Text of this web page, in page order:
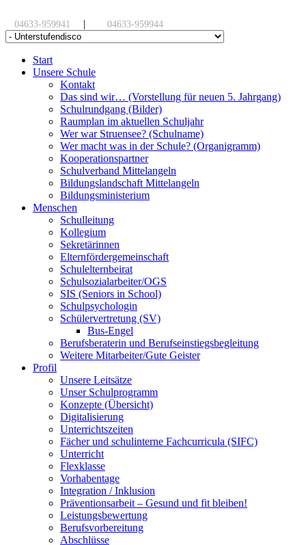
04633-959941 | 04633-959944
Start
Unsere Schule
Kontakt
Das sind wir… (Vorstellung für neuen 5. Jahrgang)
Schulrundgang (Bilder)
Raumplan im aktuellen Schuljahr
Wer war Struensee? (Schulname)
Wer macht was in der Schule? (Organigramm)
Kooperationspartner
Schulverband Mittelangeln
Bildungslandschaft Mittelangeln
Bildungsministerium
Menschen
Schulleitung
Kollegium
Sekretärinnen
Elternfördergemeinschaft
Schulelternbeirat
Schulsozialarbeiter/OGS
SIS (Seniors in School)
Schulpsychologin
Schülervertretung (SV)
Bus-Engel
Berufsberaterin und Berufseinstiegsbegleitung
Weitere Mitarbeiter/Gute Geister
Profil
Unsere Leitsätze
Unser Schulprogramm
Konzepte (Übersicht)
Digitalisierung
Unterrichtszeiten
Fächer und schulinterne Fachcurricula (SIFC)
Unterricht
Flexklasse
Vorhabentage
Integration / Inklusion
Präventionsarbeit – Gesund und fit bleiben!
Leistungsbewertung
Berufsvorbereitung
Abschlüsse